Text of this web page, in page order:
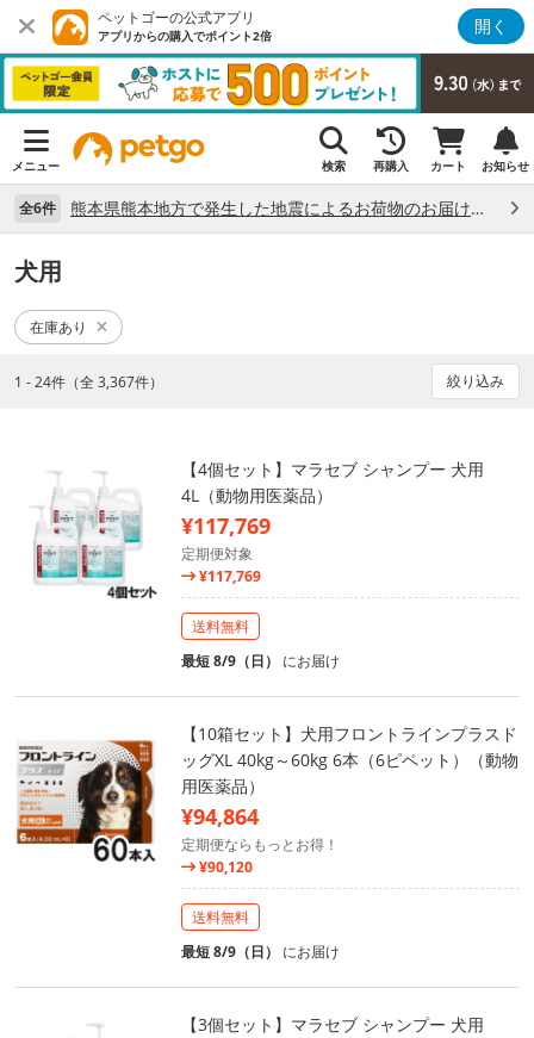
ペットゴーの公式アプリ
アプリからの購入でポイント2倍 開く
メニュー 検索 再購入 カート お知らせ
全6件 熊本県熊本地方で発生した地震によるお荷物のお届け状況について （7/28）
犬用
在庫あり
1 - 24件（全 3,367件） 絞り込み
【4個セット】マラセブ シャンプー 犬用
4L（動物用医薬品）
¥117,769
定期便対象
¥117,769
送料無料
最短 8/9（日） にお届け
【10箱セット】犬用フロントラインプラスド
ッグXL 40kg～60kg 6本（6ピペット）（動物
用医薬品）
¥94,864
定期便ならもっとお得！
¥90,120
送料無料
最短 8/9（日） にお届け
【3個セット】マラセブ シャンプー 犬用